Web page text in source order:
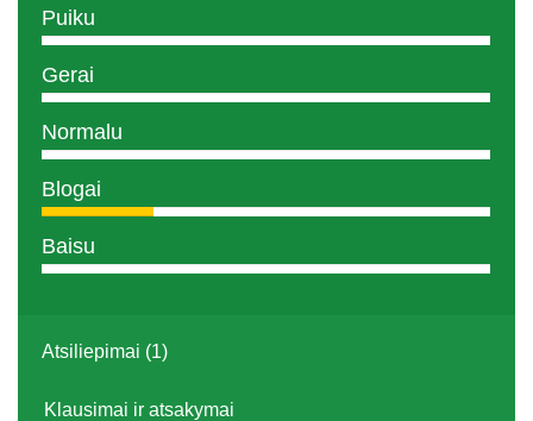
Puiku
Gerai
Normalu
Blogai
Baisu
Atsiliepimai (1)
Klausimai ir atsakymai